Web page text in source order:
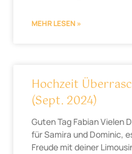
MEHR LESEN »
Hochzeit
(Sept. 2024)
Guten Tag Fabian Vielen
für Samira und Dominic,
Freude mit deiner